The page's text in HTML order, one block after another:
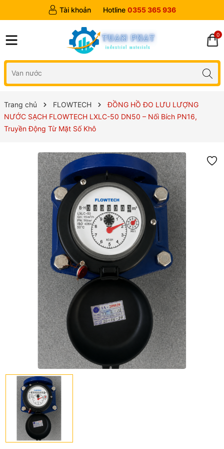
Tài khoản Hotline 0355 365 936
0
Trang chủ FLOWTECH
ĐỒNG HỒ ĐO LƯU LƯỢNG
NƯỚC SẠCH FLOWTECH LXLC-50 DN50 – Nối Bích PN16,
Truyền Động Từ Mặt Số Khô